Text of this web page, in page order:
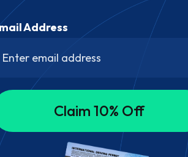
Address
Claim 10% Off